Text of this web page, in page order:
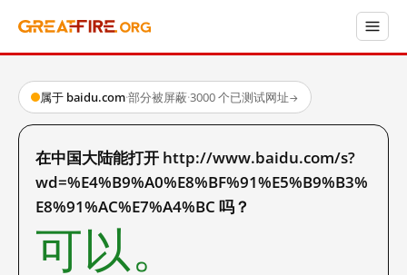
属于 baidu.com·部分被屏蔽·3000 个已测试网址→
在中国大陆能打开 http://www.baidu.com/s?
wd=%E4%B9%A0%E8%BF%91%E5%B9%B3%
E8%91%AC%E7%A4%BC 吗？
可以。